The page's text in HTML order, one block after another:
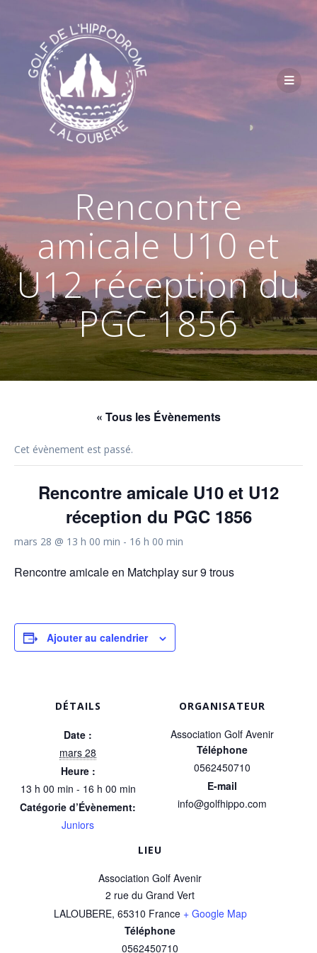
au
contenu
Rencontre
amicale U10 et
U12 réception du
PGC 1856
« Tous les Évènements
Cet évènement est passé.
Rencontre amicale U10 et U12
réception du PGC 1856
mars 28 @ 13 h 00 min - 16 h 00 min
Rencontre amicale en Matchplay sur 9 trous
Ajouter au calendrier
DÉTAILS
Date :
mars 28
Heure :
13 h 00 min - 16 h 00 min
Catégorie d’Évènement:
Juniors
LIEU
Association Golf Avenir
2 rue du Grand Vert
LALOUBERE, 65310 France + Google Map
Téléphone
0562450710
ORGANISATEUR
Association Golf Avenir
Téléphone
0562450710
E-mail
info@golfhippo.com